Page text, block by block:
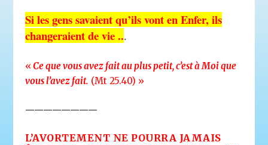
Si les gens savaient qu’ils vont en Enfer, ils
changeraient de vie ...
« Ce que vous avez fait au plus petit, c’est à Moi que
vous l’avez fait. (Mt 25.40) »
————————
L’AVORTEMENT NE POURRA JAMAIS